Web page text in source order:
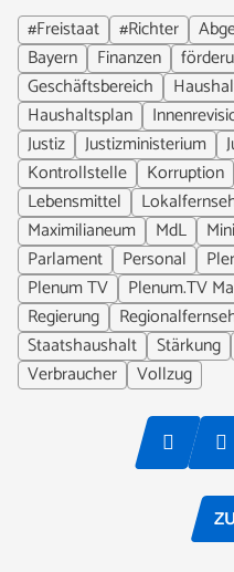
#Freistaat
#Richter
Bayern
Finanzen
Geschäftsbereich
Haushaltsplan
Justiz
Justizministerium
Kontrollstelle
Korruption
Lebensmittel
Maximilianeum
MdL
Parlament
Personal
Plenum TV
Plenum.TV
Regierung
Staatshaushalt
Stärkung
Verbraucher
Vollzug